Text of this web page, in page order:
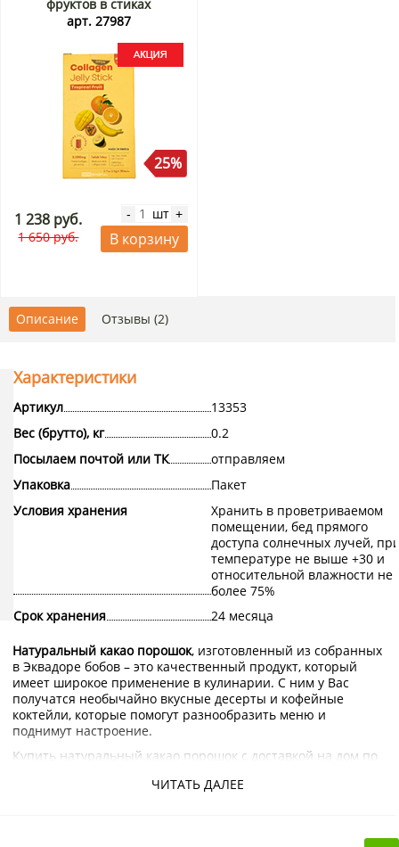
фруктов в стиках
Фрешбел/Freshbell, Корея,
Акция
арт. 27987
25%
1 238 руб.
1 650 руб.
- шт +
В корзину
Описание Отзывы (2)
ЧИТАТЬ ДАЛЕЕ
Характеристики
Артикул
13353
Вес (брутто), кг
0.2
Посылаем почтой или ТК
отправляем
Упаковка
Пакет
Условия хранения
Хранить в проветриваемом
помещении, бед прямого
доступа солнечных лучей,
температуре не выше +30 и
относительной влажности не
более 75%
Срок хранения
24 месяца
Натуральный какао порошок, изготовленный из собранных
в Эквадоре бобов – это качественный продукт, который
имеет широкое применение в кулинарии. С ним у Вас
получатся необычайно вкусные десерты и кофейные
коктейли, которые помогут разнообразить меню и
поднимут настроение.
Купить натуральный какао порошок с доставкой на дом по